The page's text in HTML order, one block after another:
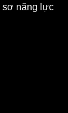
sơ năng lực